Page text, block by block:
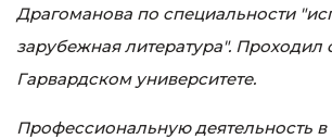
Драгоманова по специальности
зарубежная литература". Проходил
Гарвардском университете.
Профессиональную деятельность в